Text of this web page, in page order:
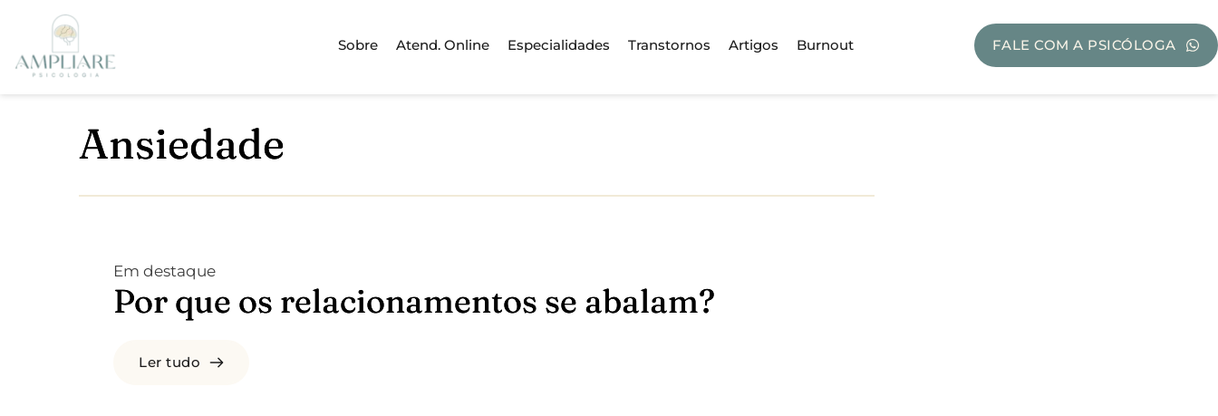
Sobre Atend. Online Especialidades Transtornos Artigos Burnout FALE COM A PSICÓLOGA
Ansiedade
Em destaque
Por que os relacionamentos se abalam?
Ler tudo